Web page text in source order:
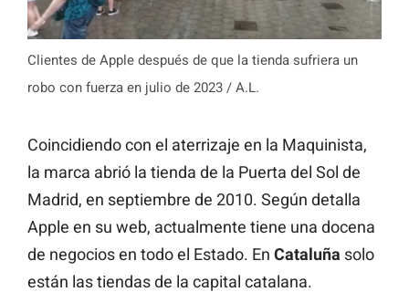
Clientes de Apple después de que la tienda sufriera un
robo con fuerza en julio de 2023 / A.L.
Coincidiendo con el aterrizaje en la Maquinista,
la marca abrió la tienda de la Puerta del Sol de
Madrid, en septiembre de 2010. Según detalla
Apple en su web, actualmente tiene una docena
de negocios en todo el Estado. En Cataluña solo
están las tiendas de la capital catalana.